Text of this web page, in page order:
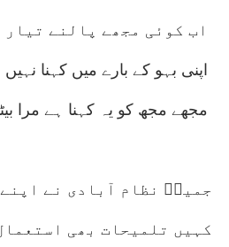
اب کوئی مجھے پالنے تیار
اپنی بہو کے بارے میں کہنا نہیں
مجھے مجھ کو یہ کہنا ہے مرا
جمیلؔ نظام آبادی نے
کہیں تلمیحات بھی